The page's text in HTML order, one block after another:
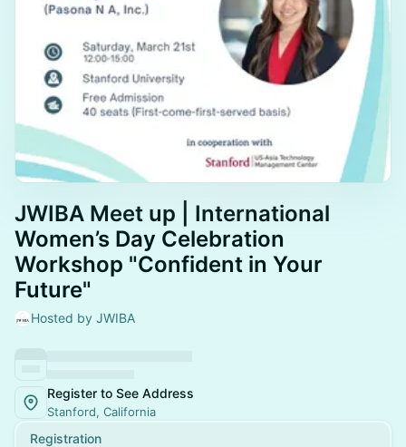
JWIBA Meet up | International
Women’s Day Celebration
Workshop "Confident in Your
Future"
Hosted by JWIBA
Register to See Address
Stanford, California
Registration